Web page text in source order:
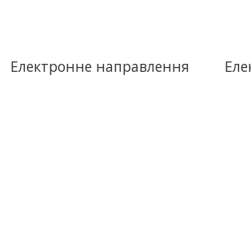
Електронне направлення